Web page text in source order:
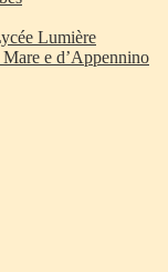
Lumière
e d’Appennino